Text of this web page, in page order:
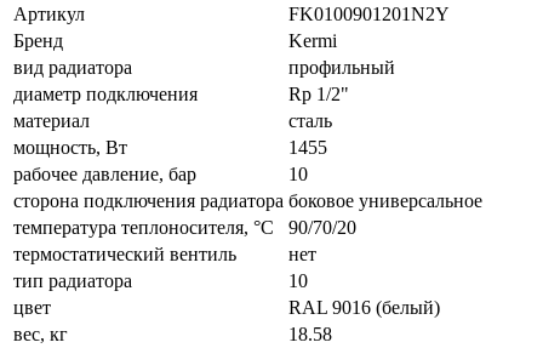
Артикул
FK0100901201N2Y
Бренд
Kermi
вид радиатора
профильный
диаметр подключения
Rp 1/2"
материал
сталь
мощность, Вт
1455
рабочее давление, бар
10
сторона подключения радиатора боковое универсальное
температура теплоносителя, °С
90/70/20
термостатический вентиль
нет
тип радиатора
10
цвет
RAL 9016 (белый)
вес, кг
18.58